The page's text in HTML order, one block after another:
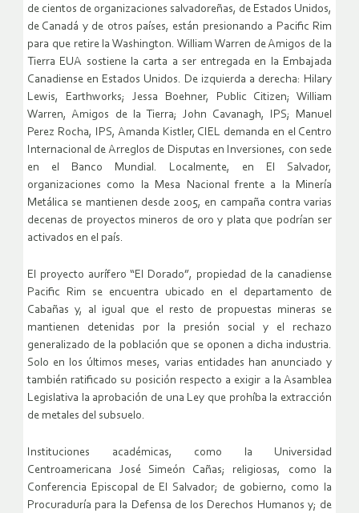
de cientos de organizaciones salvadoreñas, de Estados Unidos,
de Canadá y de otros países, están presionando a Pacific Rim
para que retire la Washington. William Warren de Amigos de la
Tierra EUA sostiene la carta a ser entregada en la Embajada
Canadiense en Estados Unidos. De izquierda a derecha: Hilary
Lewis, Earthworks; Jessa Boehner, Public Citizen; William
Warren, Amigos de la Tierra; John Cavanagh, IPS; Manuel
Perez Rocha, IPS, Amanda Kistler, CIEL demanda en el Centro
Internacional de Arreglos de Disputas en Inversiones, con sede
en el Banco Mundial. Localmente, en El Salvador,
organizaciones como la Mesa Nacional frente a la Minería
Metálica se mantienen desde 2005, en campaña contra varias
decenas de proyectos mineros de oro y plata que podrían ser
activados en el país.
El proyecto aurífero “El Dorado”, propiedad de la canadiense
Pacific Rim se encuentra ubicado en el departamento de
Cabañas y, al igual que el resto de propuestas mineras se
mantienen detenidas por la presión social y el rechazo
generalizado de la población que se oponen a dicha industria.
Solo en los últimos meses, varias entidades han anunciado y
también ratificado su posición respecto a exigir a la Asamblea
Legislativa la aprobación de una Ley que prohíba la extracción
de metales del subsuelo.
Instituciones académicas, como la Universidad
Centroamericana José Simeón Cañas; religiosas, como la
Conferencia Episcopal de El Salvador; de gobierno, como la
Procuraduría para la Defensa de los Derechos Humanos y; de